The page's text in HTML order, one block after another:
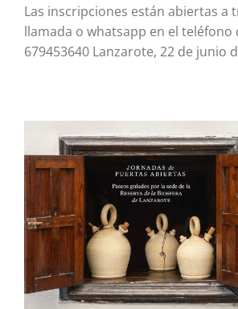
Las inscripciones están abiertas a
llamada o whatsapp en el teléfono
679453640 Lanzarote, 22 de junio